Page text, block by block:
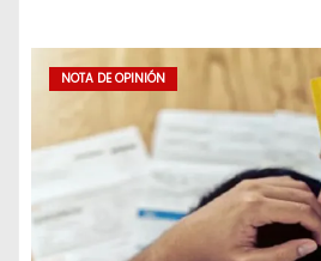
NOTA DE OPINIÓN